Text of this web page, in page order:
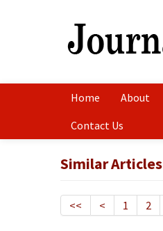
Home About
Contact Us
Similar Articles
<< < 1 2